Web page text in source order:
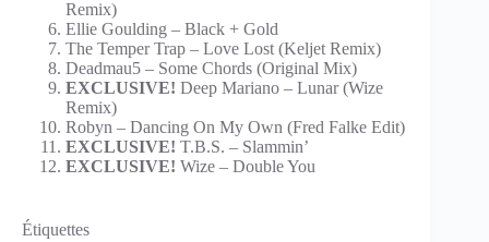
Remix)
Ellie Goulding – Black + Gold
The Temper Trap – Love Lost (Keljet Remix)
Deadmau5 – Some Chords (Original Mix)
EXCLUSIVE! Deep Mariano – Lunar (Wize
Remix)
Robyn – Dancing On My Own (Fred Falke Edit)
EXCLUSIVE! T.B.S. – Slammin’
EXCLUSIVE! Wize – Double You
Étiquettes